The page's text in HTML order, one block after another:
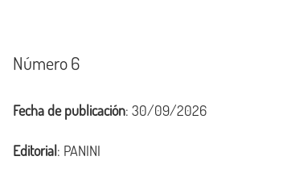
Número 6
Fecha de publicación: 30/09/2026
Editorial: PANINI